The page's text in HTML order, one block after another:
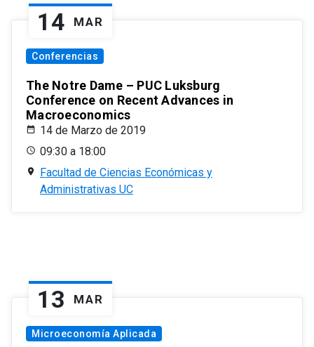
14 MAR
Conferencias
The Notre Dame – PUC Luksburg
Conference on Recent Advances in
Macroeconomics
14 de Marzo de 2019
09:30 a 18:00
Facultad de Ciencias Económicas y
Administrativas UC
13 MAR
Microeconomía Aplicada